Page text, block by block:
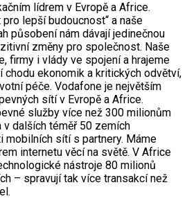
lídrem v Evropě a Africe.
lepší budoucnost“ a naše
působení nám dávají jedinečnou
změny pro společnost. Naše
firmy i vlády ve spojení a hrajeme
chodu ekonomik a kritických odvětví,
péče. Vodafone je největším
sítí v Evropě a Africe.
služby více než 300 milionům
dalších téměř 50 zemích
mobilních sítí s partnery. Máme
internetu věcí na světě. V Africe
nástroje 80 milionů
– spravují tak více transakcí než